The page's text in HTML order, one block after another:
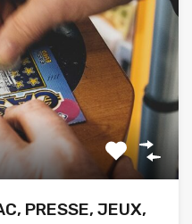
PRESSE, JEUX,